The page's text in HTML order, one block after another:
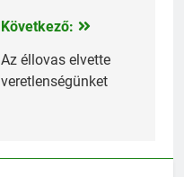
Következő:
Az éllovas elvette
veretlenségünket